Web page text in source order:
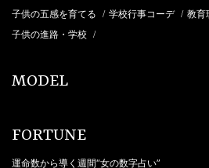
子供の五感を育てる / 学校行事コーデ / 教育
子供の進路・学校 /
MODEL
FORTUNE
運命数から導く週間“女の数字占い”